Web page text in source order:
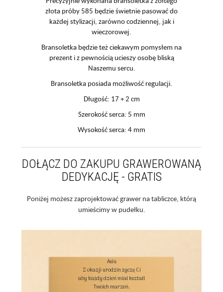
złota próby 585 będzie świetnie pasować do
każdej stylizacji, zarówno codziennej, jak i
wieczorowej.
Bransoletka będzie też ciekawym pomysłem na
prezent i z pewnością ucieszy osobę bliską
Naszemu sercu.
Bransoletka posiada możliwość regulacji.
Długość: 17 + 2 cm
Szerokość serca: 5 mm
Wysokość serca: 4 mm
DOŁĄCZ DO ZAKUPU GRAWEROWANĄ
DEDYKACJĘ - GRATIS
Poniżej możesz zaprojektować grawer na tabliczce, którą
umieścimy w pudełku.
Asiu
Z okazji urodzin życzę Ci
aby każdy dzień miał kształt
Twoich marzeń.